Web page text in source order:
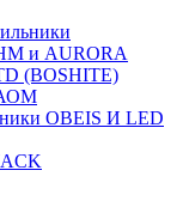
и AURORA
(BOSHITE)
OBEIS И LED